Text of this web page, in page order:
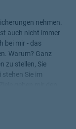
nehmen.
auch nicht immer
bei mir - das
Warum? Ganz
zu stellen, Sie
Sie im
geben, Ihr Leben
to